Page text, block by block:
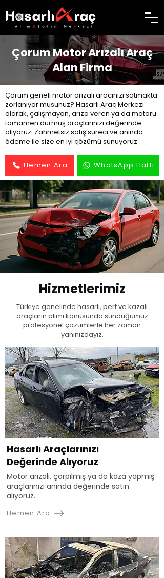
Çorum Motor Arızalı Araç
Alan Firma
Çorum geneli motor arızalı aracınızı satmakta
zorlanıyor musunuz? Hasarlı Araç Merkezi
olarak, çalışmayan, arıza veren ya da motoru
tamamen durmuş araçlarınızı değerinde
alıyoruz. Zahmetsiz satış süreci ve anında
ödeme ile size en iyi çözümü sunuyoruz.
Hemen Ara WhatsApp Hattı
Hizmetlerimiz
Türkiye genelinde hasarlı, pert ve kazalı
araçların alımı konusunda sunduğumuz
profesyonel çözümlerle her zaman
yanınızdayız.
Hasarlı Araçlarınızı
Değerinde Alıyoruz
Motor arızalı, çarpılmış ya da kaza yapmış
araçlarınızı anında değerinde satın
alıyoruz.
Hemen Ara